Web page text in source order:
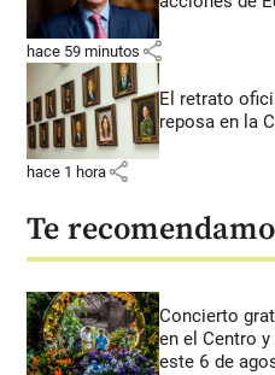
hace 59 minutos share
El retrato
reposa en la
hace 1 hora share
Te
Concierto
en el Centro
este 6 de